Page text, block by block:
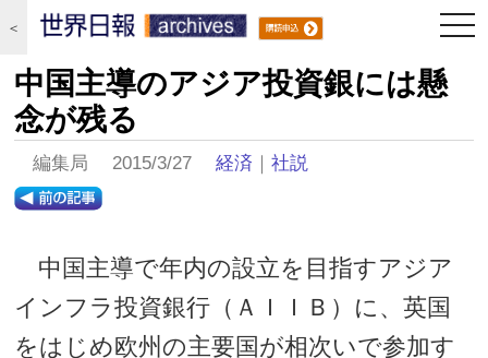
＜
中国主導のアジア投資銀には懸
念が残る
編集局 2015/3/27経済 ｜社説
中国主導で年内の設立を目指すアジア
インフラ投資銀行（ＡＩＩＢ）に、英国
をはじめ欧州の主要国が相次いで参加す